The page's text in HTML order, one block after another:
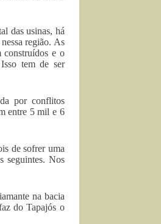
das usinas, há
região. As
construídos e o
tem de ser
por conflitos
entre 5 mil e 6
de sofrer uma
seguintes. Nos
na bacia
do Tapajós o